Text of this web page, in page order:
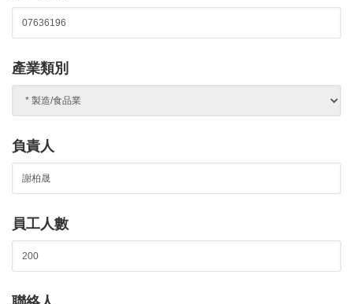
產業類別
負責人
員工人數